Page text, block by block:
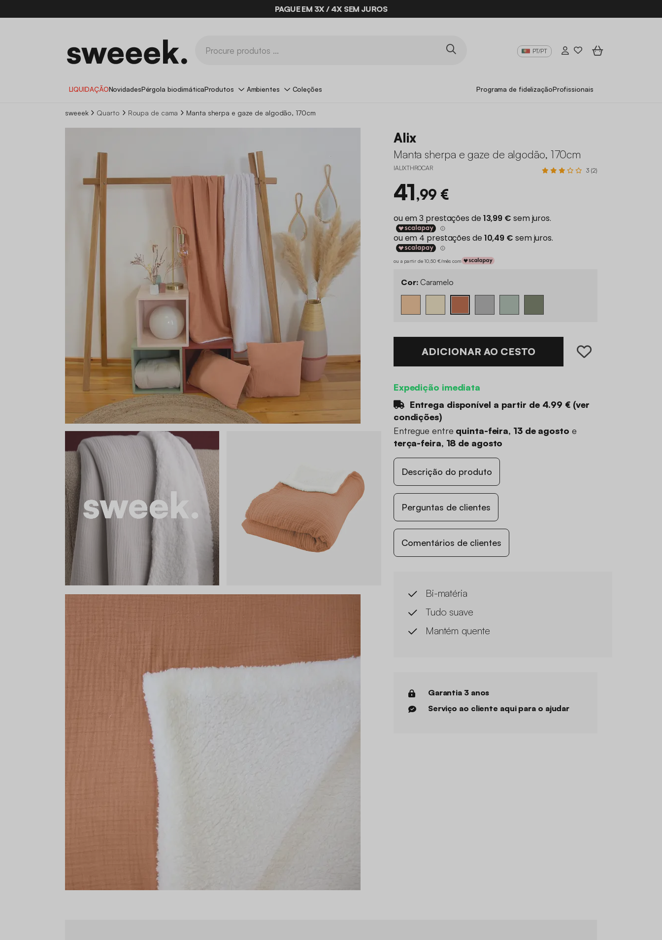
BYE BYE STOCK ATÉ -70%*
PAGUE EM 3X / 4X SEM JUROS
PT/PT
LIQUIDAÇÃONovidadesPérgola bioclimáticaProdutos Ambientes Coleções Programa de fidelizaçãoProfissionais
sweeek Quarto Roupa de cama Manta sherpa e gaze de algodão, 170cm
Alix
Manta sherpa e gaze de algodão, 170cm
IALIXTHROCAR 3 (2)
41,99 €
ou a partir de 10,50 €/mês com
Cor: Caramelo
ADICIONAR AO CESTO
Expedição imediata
Entrega disponível a partir de 4.99 € (ver
condições)
Entregue entre quinta-feira, 13 de agosto e
terça-feira, 18 de agosto
Descrição do produto
Perguntas de clientes
Comentários de clientes
Bi-matéria
Tudo suave
Mantém quente
Garantia 3 anos
Serviço ao cliente aqui para o ajudar